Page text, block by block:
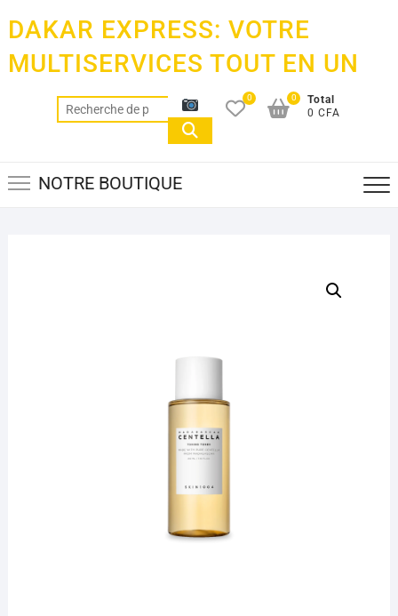
content
DAKAR EXPRESS: VOTRE
MULTISERVICES TOUT EN UN
Recherche
pour :
0
Total
0 CFA
0
NOTRE BOUTIQUE